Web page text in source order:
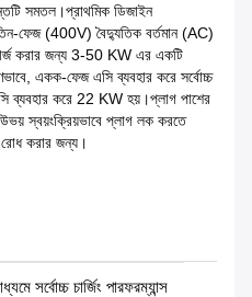
সমতল।প্রাথমিক ডিজাইন
ফেজ (400V) বৈদ্যুতিক বর্তমান (AC)
চার্জ করার জন্য 3-50 KW এর একটি
একক-ফেজ এসি ব্যবহার করে সর্বোচ্চ
করে 22 KW হয়।প্লাগ পাশের
স্বয়ংক্রিয়ভাবে প্লাগ লক করতে
রোধ করার জন্য।
সর্বোচ্চ চার্জিং পারফরম্যান্স